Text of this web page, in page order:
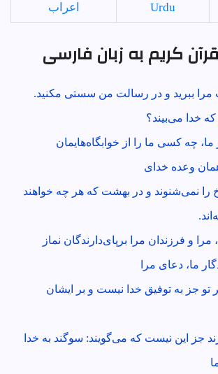
Urdu اعراب
قرآن کریم به زبان فارسی
مرا ببريد و در رسالت من سستى مكنيد.
كه خدا مى‌بيند؟
چه كسى ما را از خوابگاه‌هايمان
وعده خداى
را نمى‌شنوند و در بهشت كه هر چه خواهند
مرا و فرزندان مرا برپاى‌دارندگان نماز
ما، دعاى مرا
جز به توفيق خدا نيست و بر ايشان
جز اين نيست كه مى‌گويند: سوگند به خدا